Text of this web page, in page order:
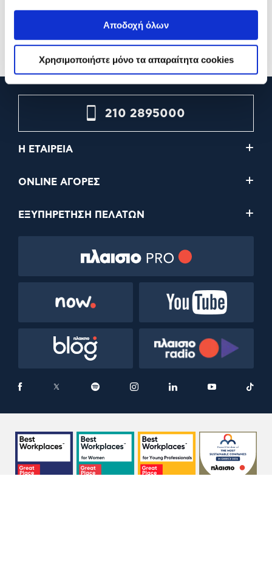
Αποδοχή όλων
Χρησιμοποιήστε μόνο τα απαραίτητα cookies
Προσθήκη Προσθήκη
210 2895000
Η ΕΤΑΙΡΕΙΑ
ONLINE ΑΓΟΡΕΣ
ΕΞΥΠΗΡΕΤΗΣΗ ΠΕΛΑΤΩΝ